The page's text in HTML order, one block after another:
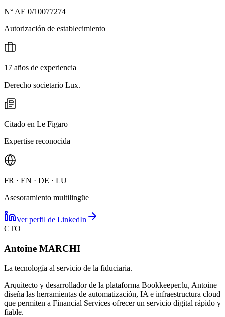
N° AE 0/10077274
Autorización de establecimiento
17 años de experiencia
Derecho societario Lux.
Citado en Le Figaro
Expertise reconocida
FR · EN · DE · LU
Asesoramiento multilingüe
Ver perfil de LinkedIn
CTO
Antoine MARCHI
La tecnología al servicio de la fiduciaria.
Arquitecto y desarrollador de la plataforma Bookkeeper.lu, Antoine
diseña las herramientas de automatización, IA e infraestructura cloud
que permiten a Financial Services ofrecer un servicio digital rápido y
fiable.